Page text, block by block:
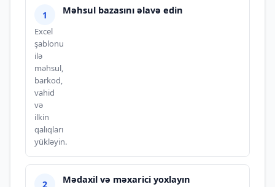
Məhsul bazasını əlavə edin
Excel
şablonu
ilə
məhsul,
barkod,
vahid
və
ilkin
qalıqları
yükləyin.
Mədaxil və məxarici yoxlayın